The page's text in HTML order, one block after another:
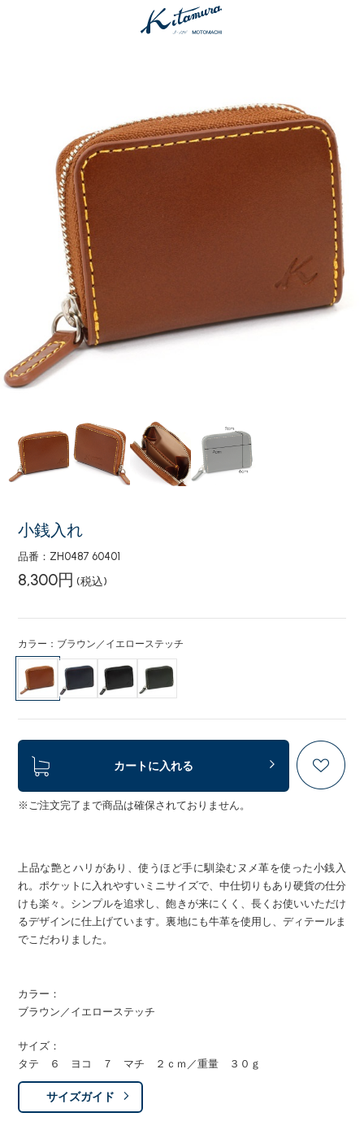
小銭入れ
品番：ZH0487 60401
8,300円 (税込)
カラー：ブラウン／イエローステッチ
カートに入れる
※ご注文完了まで商品は確保されておりません。
上品な艶とハリがあり、使うほど手に馴染むヌメ革を使った小銭入
れ。ポケットに入れやすいミニサイズで、中仕切りもあり硬貨の仕分
けも楽々。シンプルを追求し、飽きが来にくく、長くお使いいただけ
るデザインに仕上げています。裏地にも牛革を使用し、ディテールま
でこだわりました。
カラー：
ブラウン／イエローステッチ
サイズ：
タテ ６ ヨコ ７ マチ ２ｃｍ／重量 ３０ｇ
サイズガイド